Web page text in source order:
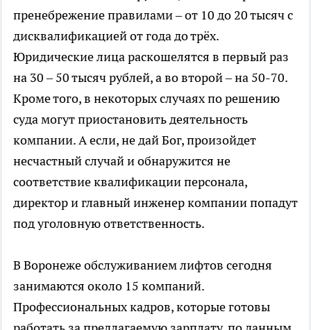
пренебрежение правилами – от 10 до 20 тысяч с
дисквалификацией от года до трёх.
Юридические лица раскошелятся в первый раз
на 30 – 50 тысяч рублей, а во второй – на 50-70.
Кроме того, в некоторых случаях по решению
суда могут приостановить деятельность
компании. А если, не дай Бог, произойдет
несчастный случай и обнаружится не
соответствие квалификации персонала,
директор и главный инженер компании попадут
под уголовную ответственность.
В Воронеже обслуживанием лифтов сегодня
занимаются около 15 компаний.
Профессиональных кадров, которые готовы